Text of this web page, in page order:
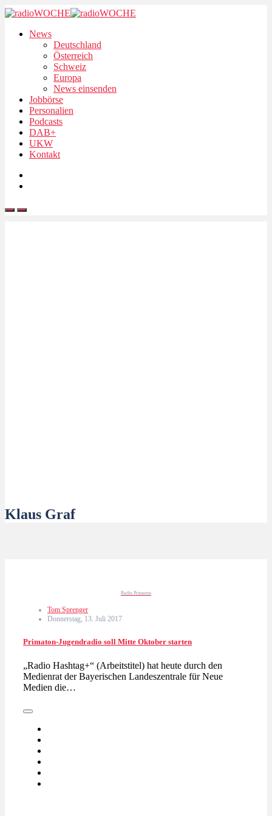
News
Deutschland
Österreich
Schweiz
Europa
News einsenden
Jobbörse
Personalien
Podcasts
DAB+
UKW
Kontakt
Klaus Graf
Radio Primaton
Tom Sprenger
Donnerstag, 13. Juli 2017
Primaton-Jugendradio soll Mitte Oktober starten
„Radio Hashtag+“ (Arbeitstitel) hat heute durch den
Medienrat der Bayerischen Landeszentrale für Neue
Medien die…